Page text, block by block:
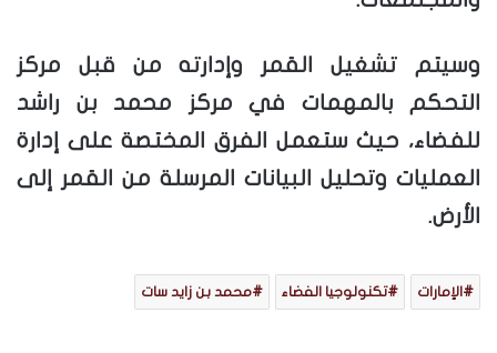
وسيتم تشغيل القمر وإدارته من قبل مركز
التحكم بالمهمات في مركز محمد بن راشد
للفضاء، حيث ستعمل الفرق المختصة على إدارة
العمليات وتحليل البيانات المرسلة من القمر إلى
الأرض.
الإمارات تكنولوجيا الفضاء محمد بن زايد سات